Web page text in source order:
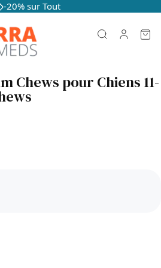
-20% sur Tout
Chews pour Chiens 11-